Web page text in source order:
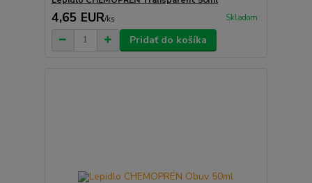
4,65 EUR/ks Skladom
Pridať do košíka